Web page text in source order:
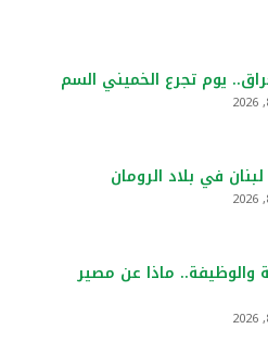
يوم تجرع الخميني السم
في بلاد الرومان
والوظيفة.. ماذا عن مصير